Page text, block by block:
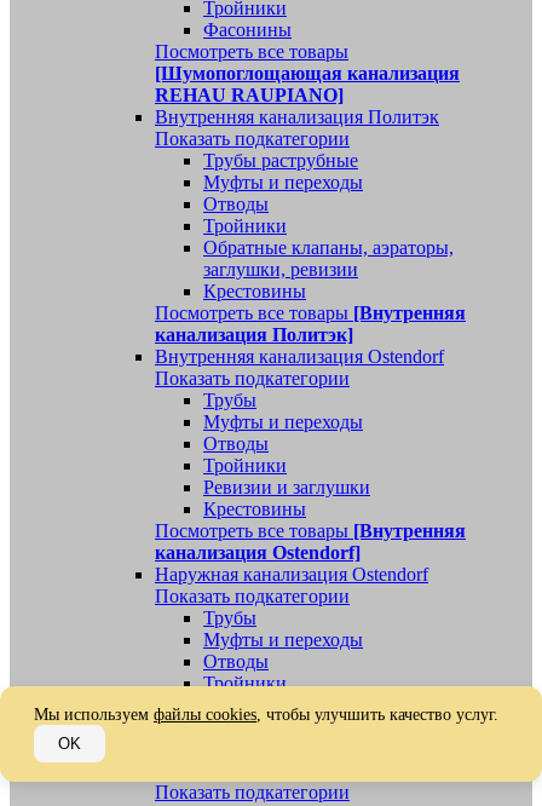
Тройники
Фасонины
Посмотреть все товары
[Шумопоглощающая канализация
REHAU RAUPIANO]
Внутренняя канализация Политэк
Показать подкатегории
Трубы раструбные
Муфты и переходы
Отводы
Тройники
Обратные клапаны, аэраторы,
заглушки, ревизии
Крестовины
Посмотреть все товары [Внутренняя
канализация Политэк]
Внутренняя канализация Ostendorf
Показать подкатегории
Трубы
Муфты и переходы
Отводы
Тройники
Ревизии и заглушки
Крестовины
Посмотреть все товары [Внутренняя
канализация Ostendorf]
Наружная канализация Ostendorf
Показать подкатегории
Трубы
Муфты и переходы
Отводы
Тройники
Ревизии, заглушки, обратные клапаны
Посмотреть все товары[Наружная
Показать подкатегории
Мы используем файлы cookies, чтобы улучшить качество услуг.
OK